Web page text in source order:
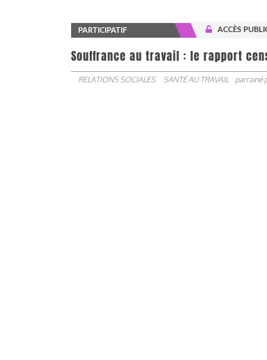
PARTICIPATIF ACCÈS
Souffrance au travail : le rapport
RELATIONS SOCIALES SANTÉ AU TRAVAIL parrainé